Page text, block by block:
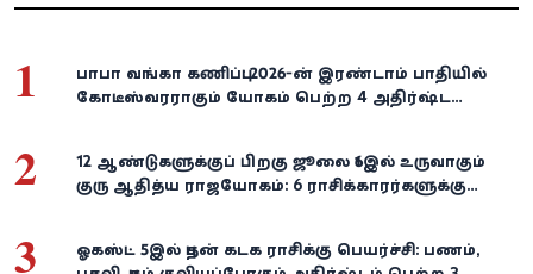
1
பாபா வங்கா கணிப்பு: 2026-ன் இரண்டாம் பாதியில்
கோடீஸ்வரராகும் யோகம் பெற்ற 4 அதிர்ஷ்ட
2
12 ஆண்டுகளுக்குப் பிறகு ஜூலை 16இல் உருவாகும்
குரு ஆதித்ய ராஜயோகம்: 6 ராசிக்காரர்களுக்கு
3
ஓகஸ்ட் 5இல் புதன் கடக ராசிக்கு பெயர்ச்சி: பணம்,